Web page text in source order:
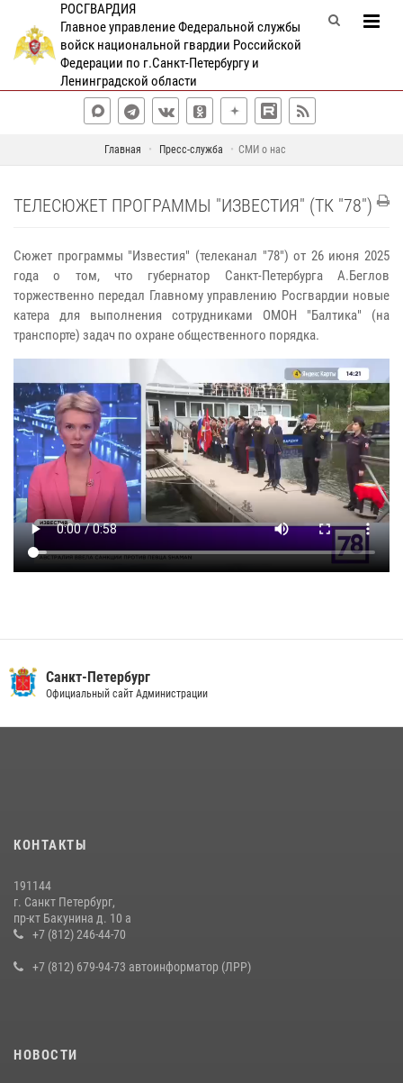
РОСГВАРДИЯ
Главное управление Федеральной службы
войск национальной гвардии Российской
Федерации по г.Санкт-Петербургу и
Ленинградской области
Главная Пресс-служба СМИ о нас
ТЕЛЕСЮЖЕТ ПРОГРАММЫ "ИЗВЕСТИЯ" (ТК "78")
Сюжет программы "Известия" (телеканал "78") от 26 июня 2025
года о том, что губернатор Санкт-Петербурга А.Беглов
торжественно передал Главному управлению Росгвардии новые
катера для выполнения сотрудниками ОМОН "Балтика" (на
транспорте) задач по охране общественного порядка.
Санкт-Петербург
Официальный сайт Администрации
КОНТАКТЫ
191144
г. Санкт Петербург,
пр-кт Бакунина д. 10 а
+7 (812) 246-44-70
+7 (812) 679-94-73 автоинформатор (ЛРР)
НОВОСТИ